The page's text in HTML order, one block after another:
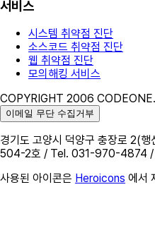
서비스
시스템 취약점 진단
소스코드 취약점 진단
웹 취약점 진단
모의해킹 서비스
COPYRIGHT 2006
이메일 무단 수집거부
경기도 고양시 덕양구 충장로 2(
504-2호 / Tel. 031-970-4874
사용된 아이콘은 Heroicons 에서